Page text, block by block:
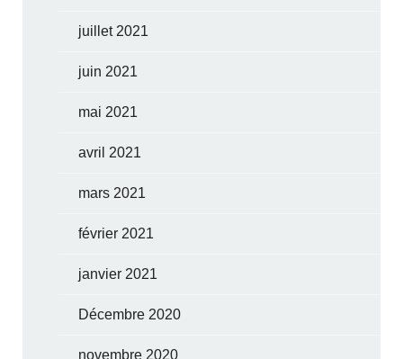
juillet 2021
juin 2021
mai 2021
avril 2021
mars 2021
février 2021
janvier 2021
Décembre 2020
novembre 2020